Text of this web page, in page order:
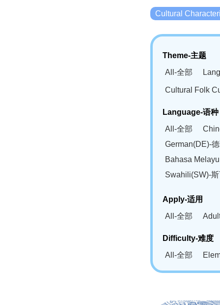
Cultural
Theme-主题
All-全部
Cultural Folk
Language-语种
All-全部
German(DE)-
Bahasa
Swahili(SW)-
Apply-适用
All-全部
Difficulty-难度
All-全部